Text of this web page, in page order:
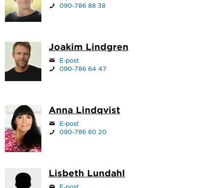
090-786 88 38
Joakim Lindgren
E-post
090-786 64 47
Anna Lindqvist
E-post
090-786 60 20
Lisbeth Lundahl
E-post